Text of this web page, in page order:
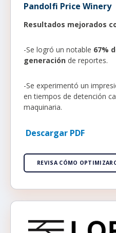
Pandolfi Price Winery
Resultados mejorados
-Se logró un notable 67%
generación de reportes.
-Se experimentó un
en tiempos de detención
maquinaria.
Descargar PDF
REVISA CÓMO